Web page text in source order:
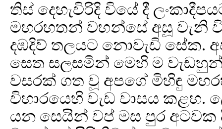
තිස් දෙහැවිරිදි වියේ දී
මහරහතන් වහන්සේ අසූ වැනි
දඹදිව් තලයට නොවැඩි සේක.
සෙත සලසමින් මෙහි ම
වසරක් ගත වූ අපගේ මිහිඳු
විහාරයෙහි වැඩ වාසය
යන සෙයින් වප් මස පුර